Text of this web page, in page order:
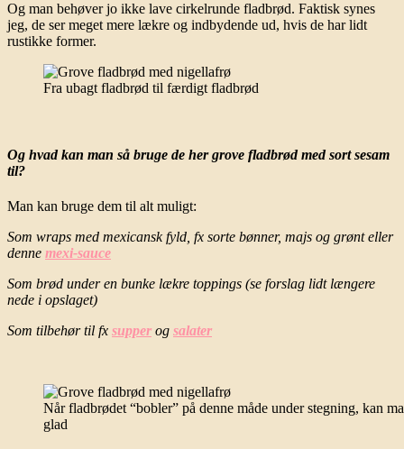
Og man behøver jo ikke lave cirkelrunde fladbrød. Faktisk synes
jeg, de ser meget mere lækre og indbydende ud, hvis de har lidt
rustikke former.
Fra ubagt fladbrød til færdigt fladbrød
Og hvad kan man så bruge de her grove fladbrød med sort sesam
til?
Man kan bruge dem til alt muligt:
Som wraps med mexicansk fyld, fx sorte bønner, majs og grønt eller
denne mexi-sauce
Som brød under en bunke lækre toppings (se forslag lidt længere
nede i opslaget)
Som tilbehør til fx supper og salater
Når fladbrødet “bobler” på denne måde under stegning, kan
glad